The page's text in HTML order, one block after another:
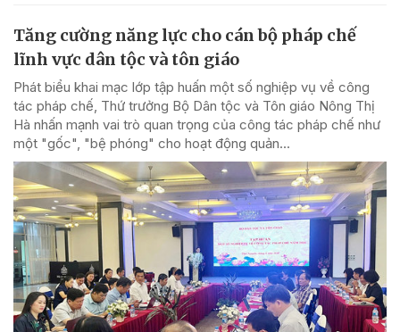
Tăng cường năng lực cho cán bộ pháp chế
lĩnh vực dân tộc và tôn giáo
Phát biểu khai mạc lớp tập huấn một số nghiệp vụ về công
tác pháp chế, Thứ trưởng Bộ Dân tộc và Tôn giáo Nông Thị
Hà nhấn mạnh vai trò quan trọng của công tác pháp chế như
một "gốc", "bệ phóng" cho hoạt động quản...